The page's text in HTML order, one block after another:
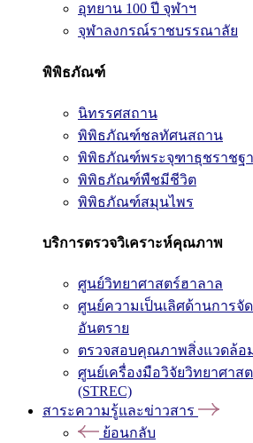
อุทยาน 100 ปี จุฬาฯ
จุฬาลงกรณ์ราชบรรณาลัย
พิพิธภัณฑ์
นิทรรศสถาน
พิพิธภัณฑ์ชลทัศนสถาน
พิพิธภัณฑ์พระจุฑาธุชราชฐ
พิพิธภัณฑ์พืชมีชีวิต
พิพิธภัณฑ์สมุนไพร
บริการตรวจวิเคราะห์คุณภาพ
ศูนย์วิทยาศาสตร์ฮาลาล
ศูนย์ความเป็นเลิศด้านการจั
อันตราย
ตรวจสอบคุณภาพสิ่งแวดล้อ
ศูนย์เครื่องมือวิจัยวิทยาศาส
(STREC)
สาระความรู้และข่าวสาร
ย้อนกลับ